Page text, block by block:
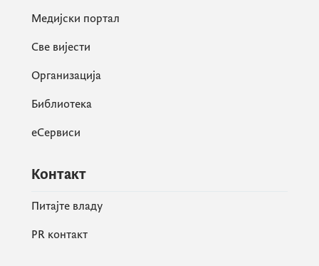
Медијски портал
Све вијести
Организација
Библиотека
еСервиси
Контакт
Питајте владу
PR контакт